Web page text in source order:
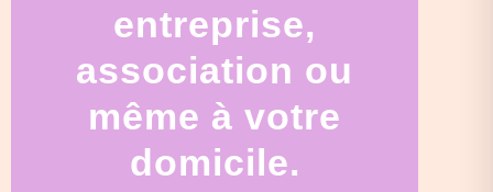
entreprise,
association ou
même à votre
domicile.